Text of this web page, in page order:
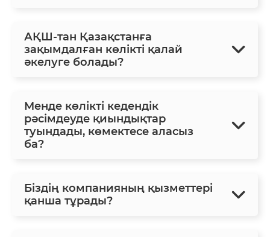
АҚШ-тан Қазақстанға
зақымдалған көлікті қалай
әкелуге болады?
Менде көлікті кедендік
рәсімдеуде қиындықтар
туындады, көмектесе аласыз
ба?
Біздің компанияның қызметтері
қанша тұрады?